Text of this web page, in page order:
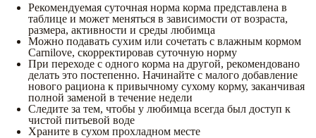
Рекомендуемая суточная норма корма представлена в
таблице и может меняться в зависимости от возраста,
размера, активности и среды любимца
Можно подавать сухим или сочетать с влажным кормом
Carnilove, скорректировав суточную норму
При переходе с одного корма на другой, рекомендовано
делать это постепенно. Начинайте с малого добавление
нового рациона к привычному сухому корму, заканчивая
полной заменой в течение недели
Следите за тем, чтобы у любимца всегда был доступ к
чистой питьевой воде
Храните в сухом прохладном месте